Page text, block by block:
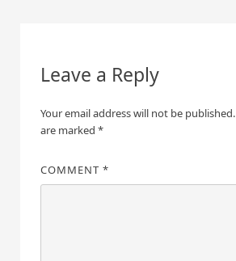
Leave a Reply
Your email address will not be published.
are marked *
COMMENT *